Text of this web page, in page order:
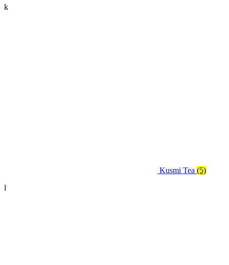
k
Kusmi Tea (5)
l